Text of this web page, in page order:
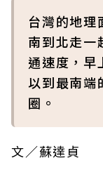
台灣的地
南到北走一
通速度，早
以到最南端
圈。
文／蘇達貞